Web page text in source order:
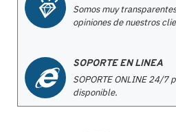
Somos muy
opiniones de nuestros
SOPORTE EN LINEA
SOPORTE ONLINE 24/7
disponible.